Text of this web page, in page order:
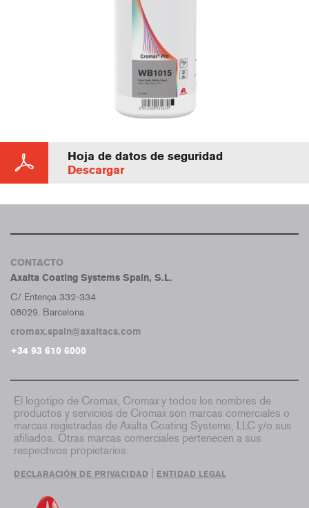
Hoja de datos de seguridad
Descargar
CONTACTO
Axalta Coating Systems Spain, S.L.
C/ Entença 332-334
08029. Barcelona
cromax.spain@axaltacs.com
+34 93 610 6000
El logotipo de Cromax, Cromax y todos los nombres de
productos y servicios de Cromax son marcas comerciales o
marcas registradas de Axalta Coating Systems, LLC y/o sus
afiliados. Otras marcas comerciales pertenecen a sus
respectivos propietarios.
DECLARACIÓN DE PRIVACIDAD ENTIDAD LEGAL